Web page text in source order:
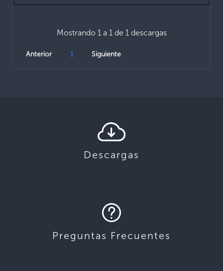
Mostrando 1 a 1 de 1 descargas
Anterior 1 Siguiente
Descargas
Preguntas Frecuentes